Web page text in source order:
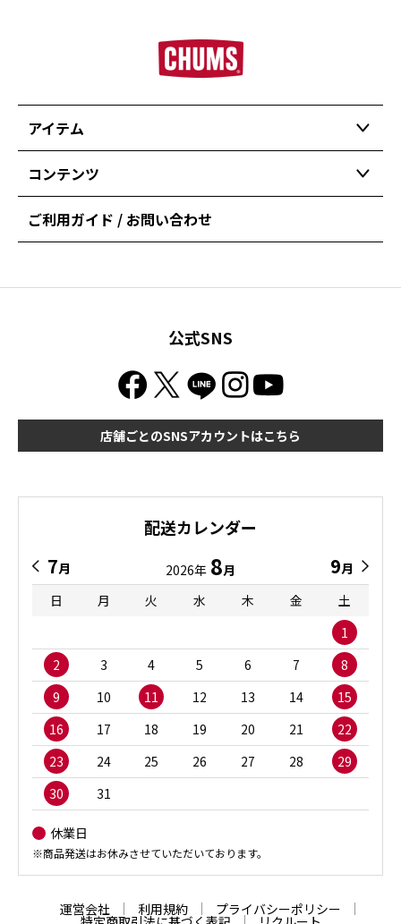
アイテム
コンテンツ
ご利用ガイド / お問い合わせ
公式SNS
店舗ごとのSNSアカウントはこちら
配送カレンダー
7月 2026年 8月 9月
日
月 火 水 木 金
土
1
2
3 4 5 6 7
8
9
10 11 12 13 14
15
16
17 18 19 20 21
22
23
24 25 26 27 28
29
30
31
休業日
※商品発送はお休みさせていただいております。
運営会社 利用規約 プライバシーポリシー